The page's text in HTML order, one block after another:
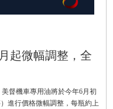
起微幅調整，全
督機車專用油將於今年6月初
進行價格微幅調整，每瓶約上